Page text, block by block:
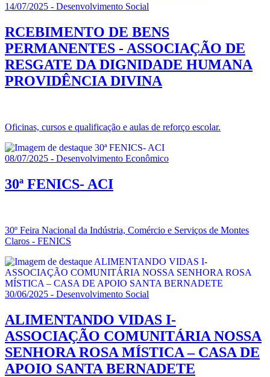
14/07/2025 - Desenvolvimento Social
RCEBIMENTO DE BENS
PERMANENTES - ASSOCIAÇÃO DE
RESGATE DA DIGNIDADE HUMANA
PROVIDÊNCIA DIVINA
Oficinas, cursos e qualificação e aulas de reforço escolar.
08/07/2025 - Desenvolvimento Econômico
30ª FENICS- ACI
30º Feira Nacional da Indústria, Comércio e Serviços de Montes
Claros - FENICS
30/06/2025 - Desenvolvimento Social
ALIMENTANDO VIDAS I-
ASSOCIAÇÃO COMUNITÁRIA NOSSA
SENHORA ROSA MÍSTICA – CASA DE
APOIO SANTA BERNADETE